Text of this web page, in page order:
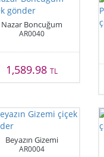
Nazar Boncuğum
AR0040
1,589.98TL
Beyazın Gizemi
AR0004